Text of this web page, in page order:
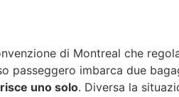
di Montreal che
passeggero imbarca due
uno solo. Diversa la